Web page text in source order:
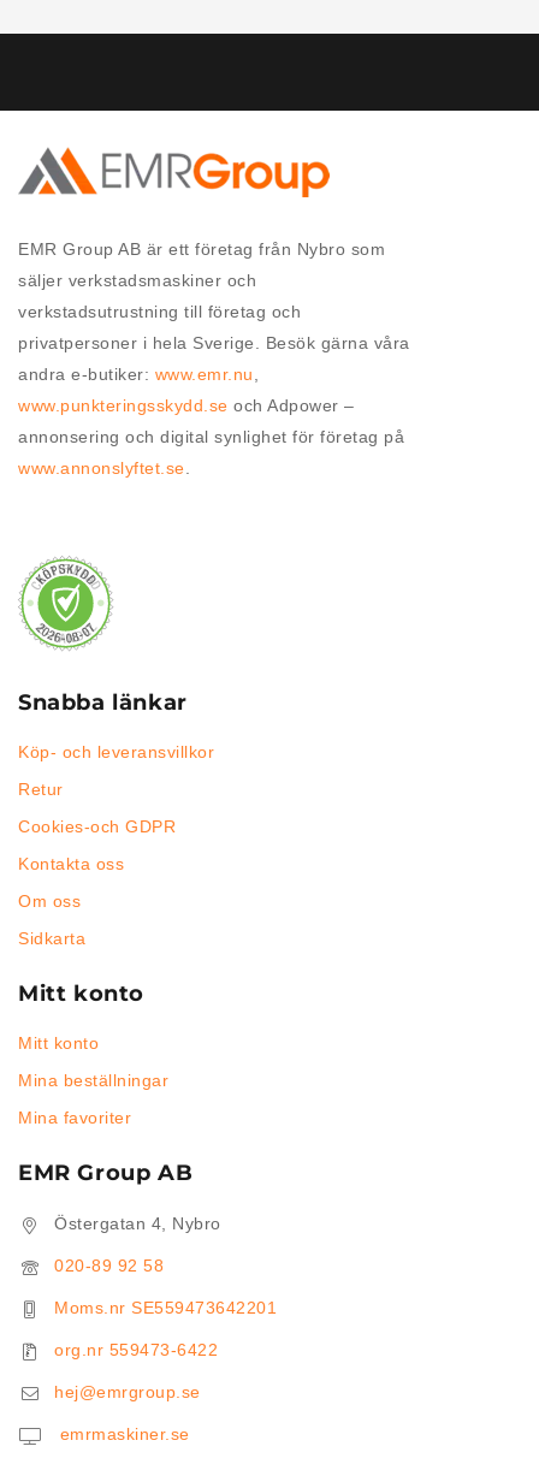
EMR Group AB är ett företag från Nybro som
säljer verkstadsmaskiner och
verkstadsutrustning till företag och
privatpersoner i hela Sverige. Besök gärna våra
andra e-butiker: www.emr.nu,
www.punkteringsskydd.se och Adpower –
annonsering och digital synlighet för företag på
www.annonslyftet.se.
Snabba länkar
Köp- och leveransvillkor
Retur
Cookies-och GDPR
Kontakta oss
Om oss
Sidkarta
Mitt konto
Mitt konto
Mina beställningar
Mina favoriter
EMR Group AB
Östergatan 4, Nybro
020-89 92 58
Moms.nr SE559473642201
org.nr 559473-6422
hej@emrgroup.se
emrmaskiner.se